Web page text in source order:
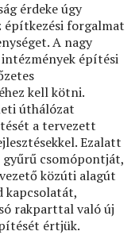
érdeke úgy
forgalmat
A nagy
építési
kell kötni.
úthálózat
a tervezett
Ezalatt
csomópontját,
közúti alagút
kapcsolatát,
rakparttal való új
értjük.